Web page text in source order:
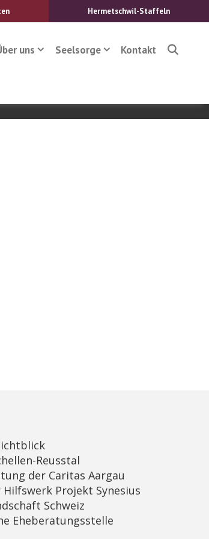
Hermetschwil-Staffeln
uns Seelsorge Kontakt
Reusstal
der Caritas Aargau
Projekt Synesius
Schweiz
Eheberatungsstelle